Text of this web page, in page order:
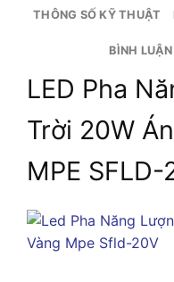
THÔNG SỐ KỸ THUẬT
BÌNH
LED Pha
Trời 20W
MPE SFLD-